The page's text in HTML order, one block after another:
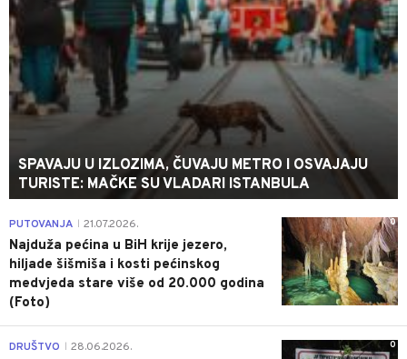
SPAVAJU U IZLOZIMA, ČUVAJU METRO I OSVAJAJU
TURISTE: MAČKE SU VLADARI ISTANBULA
0
PUTOVANJA 21.07.2026.
Najduža pećina u BiH krije jezero,
hiljade šišmiša i kosti pećinskog
medvjeda stare više od 20.000 godina
(Foto)
0
DRUŠTVO 28.06.2026.